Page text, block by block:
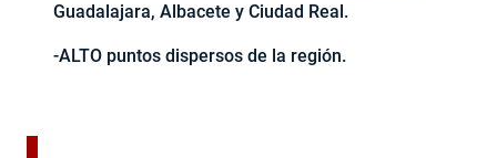
Guadalajara, Albacete y Ciudad Real.
-ALTO puntos dispersos de la región.